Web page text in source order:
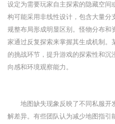
设定为需要玩家自主探索的隐藏空间
构可能采用非线性设计，包含大量分
规整布局形成明显区别。怪物分布
家通过反复探索来掌握其生成机制。
的挑战环节，提升游戏的探索性和
向感和环境观察能力。
地图缺失现象反映了不同私服开
解差异。有些团队认为减少地图指